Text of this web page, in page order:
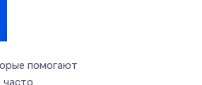
помогают